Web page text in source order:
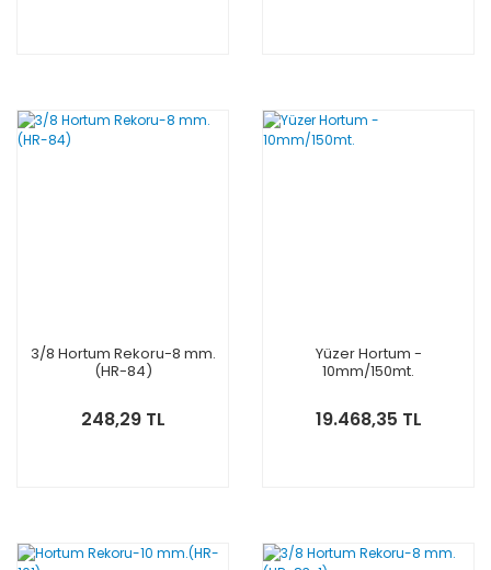
3/8 Hortum Rekoru-8 mm.
(HR-84)
248,29 TL
Yüzer Hortum -
10mm/150mt.
19.468,35 TL